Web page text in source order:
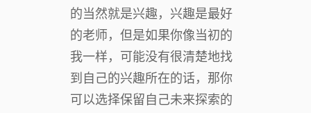
的当然就是兴趣，兴趣是最好
的老师，但是如果你像当初的
我一样，可能没有很清楚地找
到自己的兴趣所在的话，那你
可以选择保留自己未来探索的